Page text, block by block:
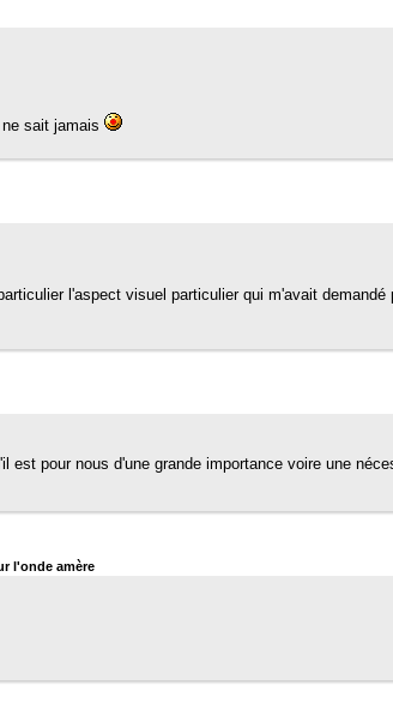
sait jamais
l'aspect visuel particulier qui m'avait
pour nous d'une grande importance voire une
l'onde amère